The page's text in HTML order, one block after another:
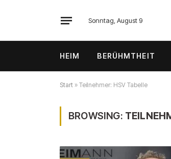
Sonntag, August 9
HEIM BERÜHMTHEIT
Start » Teilnehmer: HSV Tabelle
BROWSING: